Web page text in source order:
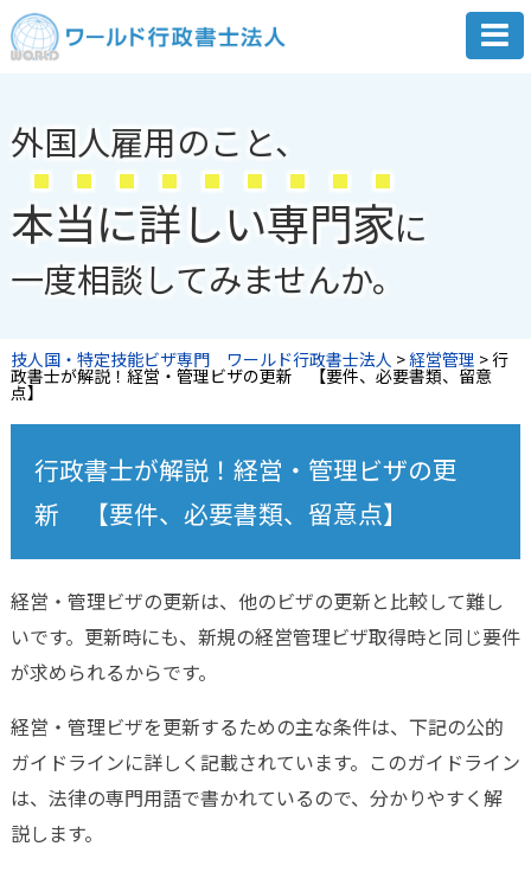
外国人雇用のこと、
本当に詳しい専門家に
一度相談してみませんか。
技人国・特定技能ビザ専門 ワールド行政書士法人 >経営管理 >行
政書士が解説！経営・管理ビザの更新 【要件、必要書類、留意
点】
行政書士が解説！経営・管理ビザの更
新 【要件、必要書類、留意点】
経営・管理ビザの更新は、他のビザの更新と比較して難し
いです。 更新時にも、新規の経営管理ビザ取得時と同じ要件
が求められるからです。
経営・管理ビザを更新するための主な条件は、下記の公的
ガイドラインに詳しく記載されています。このガイドライン
は、法律の専門用語で書かれているので、分かりやすく解
説します。